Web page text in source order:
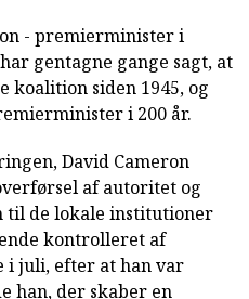
- premierminister i
gentagne gange sagt, at
koalition siden 1945, og
i 200 år.
David Cameron
af autoritet og
de lokale institutioner
kontrolleret af
i juli, efter at han var
han, der skaber en